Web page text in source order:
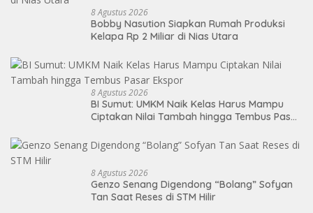
8 Agustus 2026
Bobby Nasution Siapkan Rumah Produksi
Kelapa Rp 2 Miliar di Nias Utara
8 Agustus 2026
BI Sumut: UMKM Naik Kelas Harus Mampu
Ciptakan Nilai Tambah hingga Tembus Pasar
8 Agustus 2026
Genzo Senang Digendong “Bolang” Sofyan
Tan Saat Reses di STM Hilir